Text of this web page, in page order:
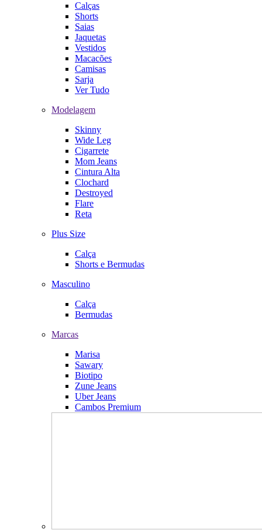
Calças
Shorts
Saias
Jaquetas
Vestidos
Macacões
Camisas
Sarja
Ver Tudo
Modelagem
Skinny
Wide Leg
Cigarrete
Mom Jeans
Cintura Alta
Clochard
Destroyed
Flare
Reta
Plus Size
Calça
Shorts e Bermudas
Masculino
Calça
Bermudas
Marcas
Marisa
Sawary
Biotipo
Zune Jeans
Uber Jeans
Cambos Premium